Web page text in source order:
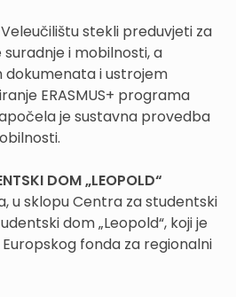
stekli preduvjeti za
i mobilnosti, a
dokumenata i ustrojem
ERASMUS+ programa
je sustavna provedba
DOM „LEOPOLD“
u sklopu Centra za studentski
dom „Leopold“, koji je
fonda za regionalni